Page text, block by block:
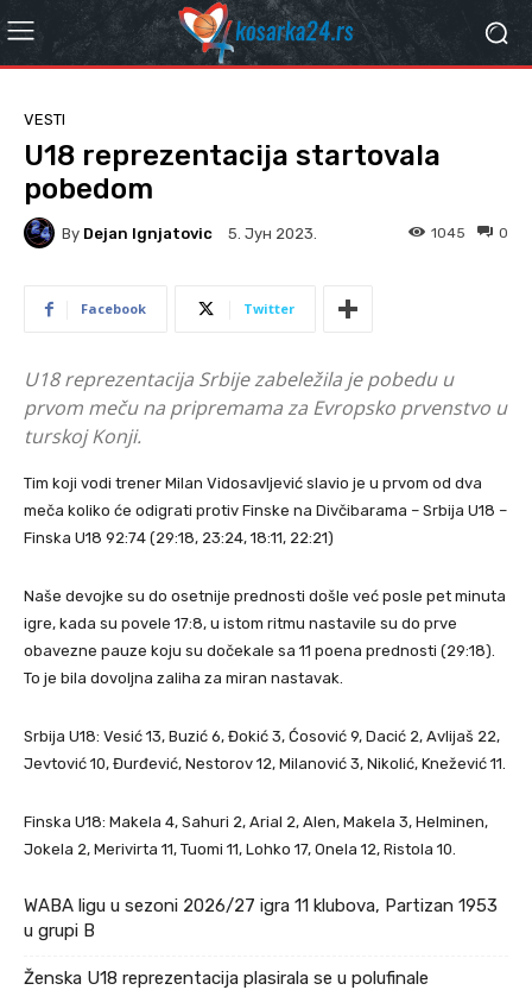
VESTI
U18 reprezentacija startovala
pobedom
By Dejan Ignjatovic 5. Јун 2023. 0
1045
Facebook Twitter
U18 reprezentacija Srbije zabeležila je pobedu u
prvom meču na pripremama za Evropsko prvenstvo u
turskoj Konji.
Tim koji vodi trener Milan Vidosavljević slavio je u prvom od dva
meča koliko će odigrati protiv Finske na Divčibarama – Srbija U18 –
Finska U18 92:74 (29:18, 23:24, 18:11, 22:21)
Naše devojke su do osetnije prednosti došle već posle pet minuta
igre, kada su povele 17:8, u istom ritmu nastavile su do prve
obavezne pauze koju su dočekale sa 11 poena prednosti (29:18).
To je bila dovoljna zaliha za miran nastavak.
Srbija U18: Vesić 13, Buzić 6, Đokić 3, Ćosović 9, Dacić 2, Avlijaš 22,
Jevtović 10, Đurđević, Nestorov 12, Milanović 3, Nikolić, Knežević 11.
Finska U18: Makela 4, Sahuri 2, Arial 2, Alen, Makela 3, Helminen,
Jokela 2, Merivirta 11, Tuomi 11, Lohko 17, Onela 12, Ristola 10.
WABA ligu u sezoni 2026/27 igra 11 klubova, Partizan 1953
u grupi B
Ženska U18 reprezentacija plasirala se u polufinale